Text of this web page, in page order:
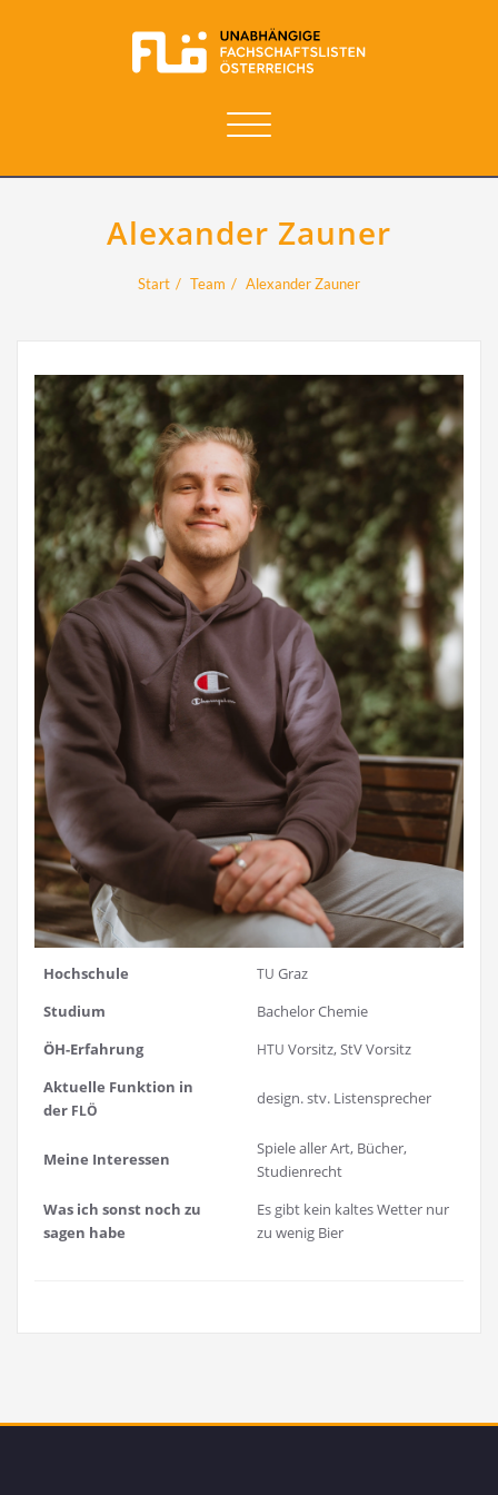
Navigation
Alexander Zauner
Start Team Alexander Zauner
Hoch­schu­le TU Graz
Stu­di­um
Bache­lor Chemie
ÖH-Erfah­rung
HTU Vor­sitz, StV Vorsitz
Aktu­el­le Funk­ti­on in
der FLÖ
design. stv. Listensprecher
Mei­ne Interessen
Spie­le aller Art, Bücher,
Studienrecht
Was ich sonst noch zu
sagen habe
Es gibt kein kal­tes Wet­ter nur
zu wenig Bier